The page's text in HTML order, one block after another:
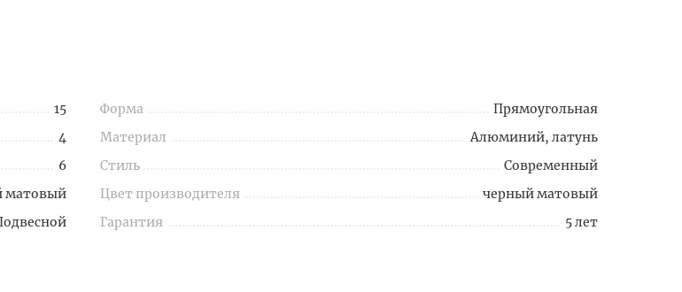
15
4
6
матовый
Форма
Прямоугольная
Материал
Алюминий, латунь
Стиль
Современный
Цвет производителя
черный матовый
Гарантия
5 лет